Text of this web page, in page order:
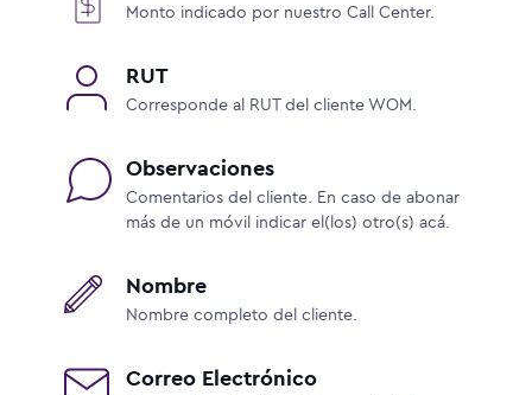
Monto indicado por nuestro Call Center.
RUT
Corresponde al RUT del cliente WOM.
Observaciones
Comentarios del cliente. En caso de abonar
más de un móvil indicar el(los) otro(s) acá.
Nombre
Nombre completo del cliente.
Correo Electrónico